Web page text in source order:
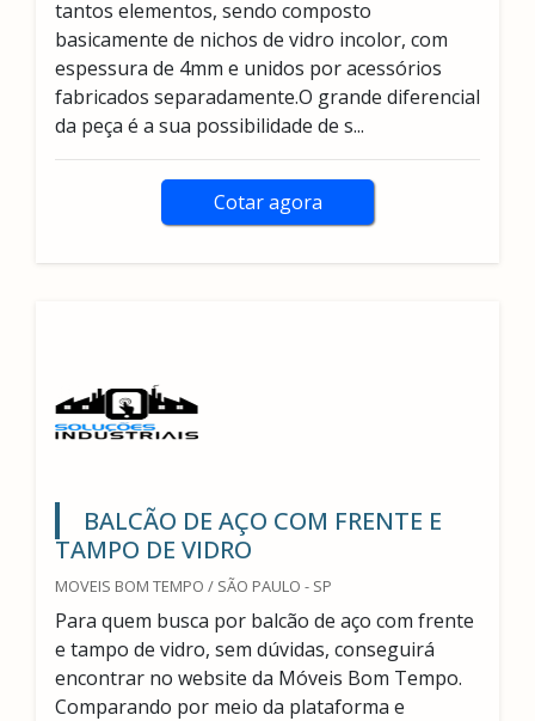
tantos elementos, sendo composto
basicamente de nichos de vidro incolor, com
espessura de 4mm e unidos por acessórios
fabricados separadamente.O grande diferencial
da peça é a sua possibilidade de s...
Cotar agora
BALCÃO DE AÇO COM FRENTE E
TAMPO DE VIDRO
MOVEIS BOM TEMPO / SÃO PAULO - SP
Para quem busca por balcão de aço com frente
e tampo de vidro, sem dúvidas, conseguirá
encontrar no website da Móveis Bom Tempo.
Comparando por meio da plataforma e